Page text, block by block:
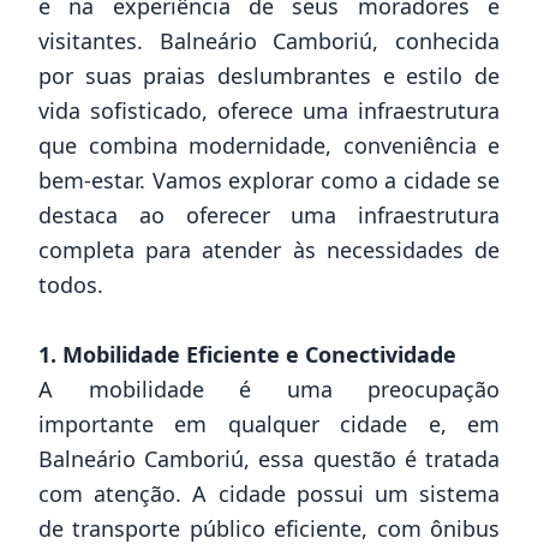
visitantes. Balneário Camboriú, conhecida
por suas praias deslumbrantes e estilo de
vida sofisticado, oferece uma infraestrutura
que combina modernidade, conveniência e
bem-estar. Vamos explorar como a cidade se
destaca ao oferecer uma infraestrutura
completa para atender às necessidades de
todos.
1. Mobilidade Eficiente e Conectividade
A mobilidade é uma preocupação
importante em qualquer cidade e, em
Balneário Camboriú, essa questão é tratada
com atenção. A cidade possui um sistema
de transporte público eficiente, com ônibus